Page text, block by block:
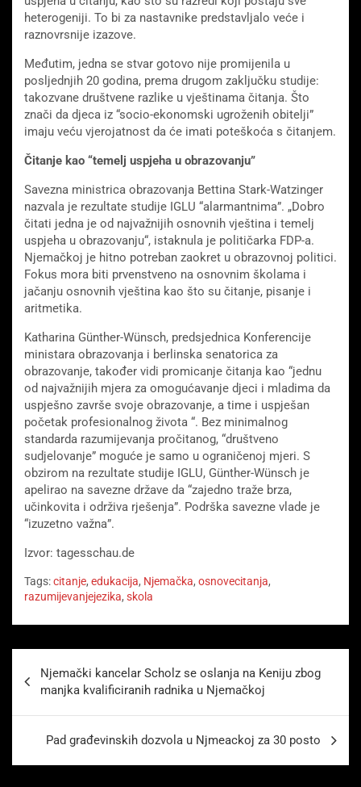
heterogeniji. To bi za nastavnike predstavljalo veće i
raznovrsnije izazove.
Međutim, jedna se stvar gotovo nije promijenila u
posljednjih 20 godina, prema drugom zaključku studije:
takozvane društvene razlike u vještinama čitanja. Što
znači da djeca iz “socio-ekonomski ugroženih obitelji”
imaju veću vjerojatnost da će imati poteškoća s čitanjem.
Čitanje kao “temelj uspjeha u obrazovanju”
Savezna ministrica obrazovanja Bettina Stark-Watzinger
nazvala je rezultate studije IGLU “alarmantnima”. „Dobro
čitati jedna je od najvažnijih osnovnih vještina i temelj
uspjeha u obrazovanju“, istaknula je političarka FDP-a.
Njemačkoj je hitno potreban zaokret u obrazovnoj politici.
Fokus mora biti prvenstveno na osnovnim školama i
jačanju osnovnih vještina kao što su čitanje, pisanje i
aritmetika.
Katharina Günther-Wünsch, predsjednica Konferencije
ministara obrazovanja i berlinska senatorica za
obrazovanje, također vidi promicanje čitanja kao “jednu
od najvažnijih mjera za omogućavanje djeci i mladima da
uspješno završe svoje obrazovanje, a time i uspješan
početak profesionalnog života “. Bez minimalnog
standarda razumijevanja pročitanog, “društveno
sudjelovanje” moguće je samo u ograničenoj mjeri. S
obzirom na rezultate studije IGLU, Günther-Wünsch je
apelirao na savezne države da “zajedno traže brza,
učinkovita i održiva rješenja”. Podrška savezne vlade je
“izuzetno važna”.
Izvor: tagesschau.de
Tags:citanje, edukacija, Njemačka, osnovecitanja,
razumijevanjejezika, skola
Njemački kancelar Scholz se oslanja na Keniju zbog
manjka kvalificiranih radnika u Njemačkoj
Pad građevinskih dozvola u Njmeackoj za 30 posto